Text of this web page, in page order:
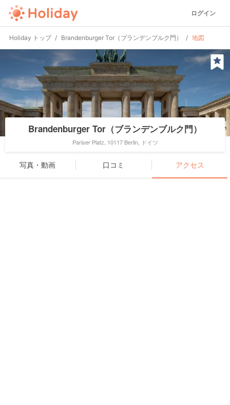
ログイン
Holiday トップ Brandenburger Tor（ブランデンブルク門） 地図
Brandenburger Tor（ブランデンブルク門）
Pariser Platz, 10117 Berlin, ドイツ
写真・動画 口コミ アクセス